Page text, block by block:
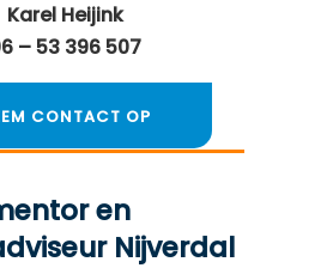
Karel Heijink
– 53 396 507
CONTACT OP
en
Nijverdal